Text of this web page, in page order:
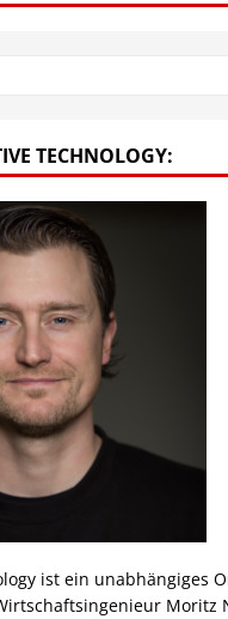
TECHNOLOGY:
ist ein unabhängiges
Moritz